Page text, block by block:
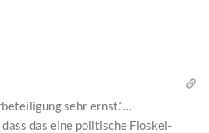
sehr ernst.“…
das eine politische Floskel-